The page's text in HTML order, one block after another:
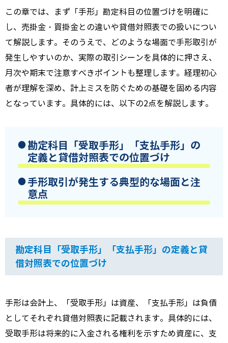
この章では、まず「手形」勘定科目の位置づけを明確に
し、売掛金・買掛金との違いや貸借対照表での扱いについ
て解説します。そのうえで、どのような場面で手形取引が
発生しやすいのか、実際の取引シーンを具体的に押さえ、
月次や期末で注意すべきポイントも整理します。経理初心
者が理解を深め、計上ミスを防ぐための基礎を固める内容
となっています。具体的には、以下の2点を解説します。
勘定科目「受取手形」「支払手形」の
定義と貸借対照表での位置づけ
手形取引が発生する典型的な場面と注
意点
勘定科目「受取手形」「支払手形」の定義と貸
借対照表での位置づけ
手形は会計上、「受取手形」は資産、「支払手形」は負債
としてそれぞれ貸借対照表に記載されます。具体的には、
受取手形は将来的に入金される権利を示すため資産に、支